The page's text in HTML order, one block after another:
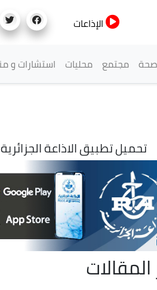
الإذاعات
صحة مجتمع محليات استشارات و
تحميل تطبيق الاذاعة الجزائرية